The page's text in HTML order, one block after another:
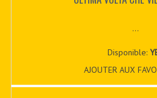
...
Disponible:
AJOUTER AUX